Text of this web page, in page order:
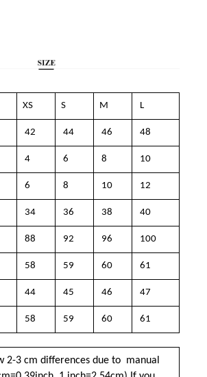
XS S M L
42 44 46 48
4 6 8 10
6 8 10 12
34 36 38 40
88 92 96 100
58 59 60 61
44 45 46 47
58 59 60 61
2-3 cm differences due to manual